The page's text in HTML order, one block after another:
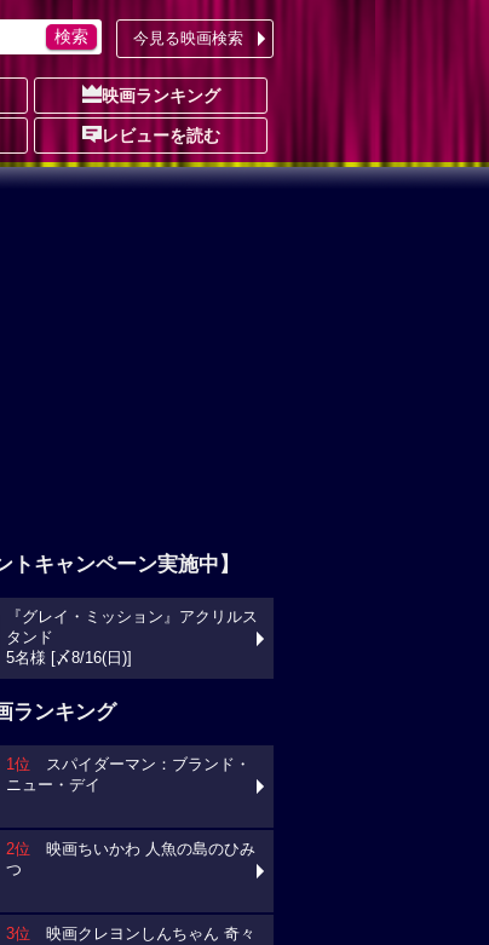
今見る映画検索
映画ランキング
レビューを読む
トキャンペーン実施中】
『グレイ・ミッション』アクリルス
タンド
5名様 [〆8/16(日)]
ランキング
1位 スパイダーマン：ブランド・
ニュー・デイ
2位 映画ちいかわ 人魚の島のひみ
つ
3位 映画クレヨンしんちゃん 奇々